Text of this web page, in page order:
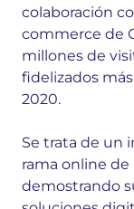
colaboración
commerce de
millones de
fidelizados
2020.
Se trata de un
rama online de
demostrando